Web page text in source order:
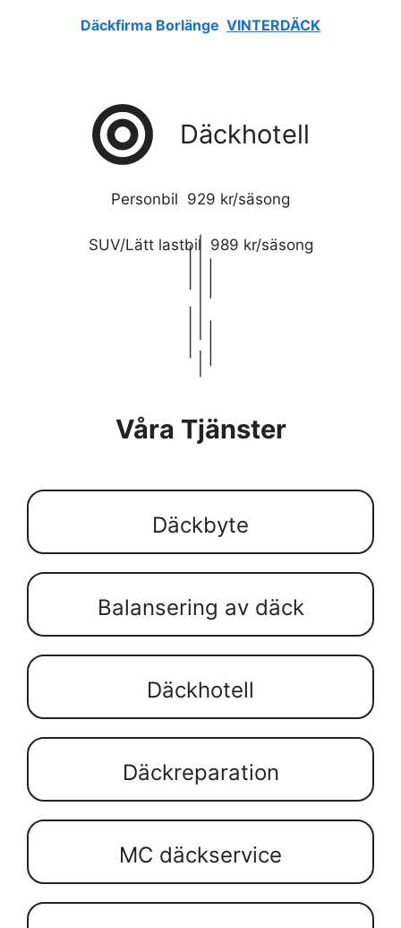
Däckfirma Borlänge VINTERDÄCK
Däckhotell
Personbil 929 kr/säsong
SUV/Lätt lastbil 989 kr/säsong
Våra Tjänster
Däckbyte
Balansering av däck
Däckhotell
Däckreparation
MC däckservice